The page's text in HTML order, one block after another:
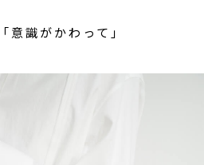
意識がかわって」